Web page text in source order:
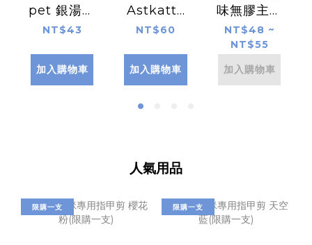
pet 銀湯匙
貓罐(濃郁)
NT$43
加入購物車
Astkatta
健康主食罐
NT$60
加入購物車
味無膠主食
罐 82G
NT$48 ~
NT$55
加入購物車
人氣用品
限購一支 限購一支